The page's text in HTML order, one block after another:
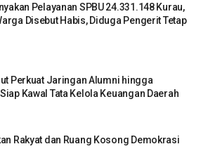
Pelayanan SPBU 24.331.148 Kurau,
Disebut Habis, Diduga Pengerit Tetap
Perkuat Jaringan Alumni hingga
Kawal Tata Kelola Keuangan Daerah
Rakyat dan Ruang Kosong Demokrasi